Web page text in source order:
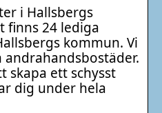
i Hallsbergs
finns 24 lediga
kommun. Vi
skapa ett schysst
dig under hela